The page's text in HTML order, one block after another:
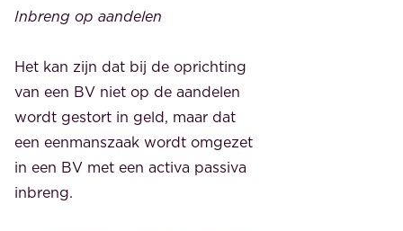
Inbreng op aandelen
Het kan zijn dat bij de oprichting
van een BV niet op de aandelen
wordt gestort in geld, maar dat
een eenmanszaak wordt omgezet
in een BV met een activa passiva
inbreng.